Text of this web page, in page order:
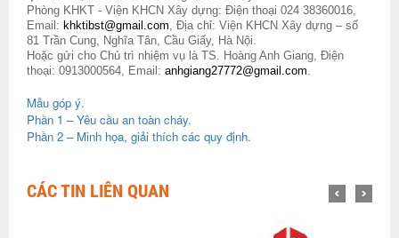
Phòng KHKT - Viện KHCN Xây dựng: Điện thoại 024 38360016,
Email: khktibst@gmail.com, Địa chỉ: Viện KHCN Xây dựng – số
81 Trần Cung, Nghĩa Tân, Cầu Giấy, Hà Nội.
Hoặc gửi cho Chủ trì nhiệm vụ là TS. Hoàng Anh Giang, Điện
thoại: 0913000564, Email: anhgiang27772@gmail.com.
Mẫu góp ý.
Phần 1 – Yêu cầu an toàn cháy.
Phần 2 – Minh họa, giải thích các quy định.
CÁC TIN LIÊN QUAN